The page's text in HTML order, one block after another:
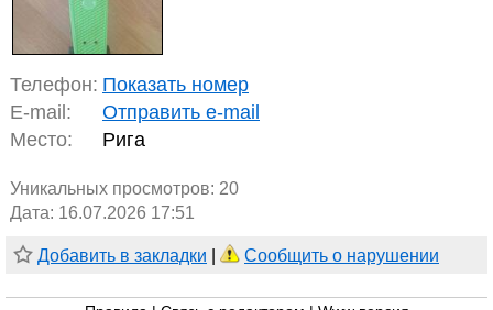
Телефон: Показать номер
E-mail:
Отправить e-mail
Место:
Рига
Уникальных просмотров: 20
Дата: 16.07.2026 17:51
Добавить в закладки Сообщить о нарушении